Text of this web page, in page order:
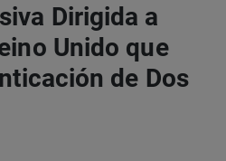
Dirigida a
Unido que
de Dos